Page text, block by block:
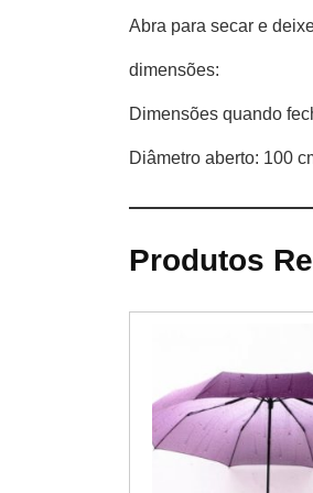
Abra para secar e
dimensões:
Dimensões quando
Diâmetro aberto: 100
Produtos